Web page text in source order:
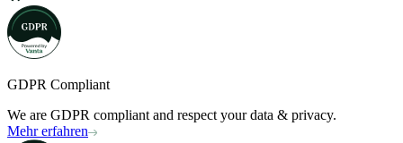
GDPR Compliant
We are GDPR compliant and respect your data & privacy.
Mehr erfahren